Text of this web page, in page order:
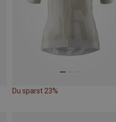
Du sparst 23%